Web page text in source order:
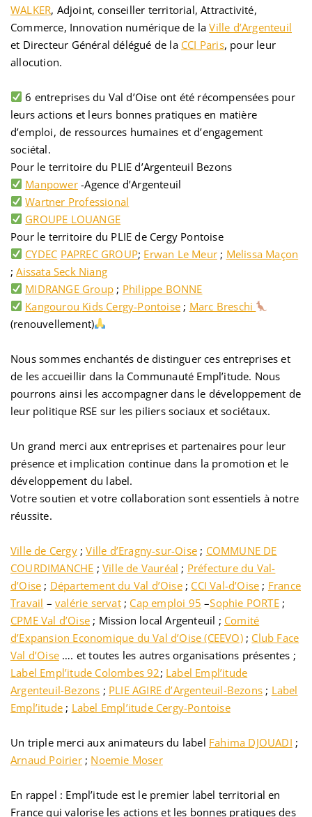
WALKER, Adjoint, conseiller territorial, Attractivité,
Commerce, Innovation numérique de laVille d’Argenteuil
et Directeur Général délégué de la CCI Paris, pour leur
allocution.
6 entreprises du Val d’Oise ont été récompensées pour
leurs actions et leurs bonnes pratiques en matière
d’emploi, de ressources humaines et d’engagement
sociétal.
Pour le territoire du PLIE d’Argenteuil Bezons
Manpower-Agence d’Argenteuil
Wartner Professional
GROUPE LOUANGE
Pour le territoire du PLIE de Cergy Pontoise
CYDEC PAPREC GROUP; Erwan Le Meur; Melissa Maçon
;Aissata Seck Niang
MIDRANGE Group ; Philippe BONNE
Kangourou Kids Cergy-Pontoise ; Marc Breschi
(renouvellement)
Nous sommes enchantés de distinguer ces entreprises et
de les accueillir dans la Communauté Empl’itude. Nous
pourrons ainsi les accompagner dans le développement de
leur politique RSE sur les piliers sociaux et sociétaux.
Un grand merci aux entreprises et partenaires pour leur
présence et implication continue dans la promotion et le
développement du label.
Votre soutien et votre collaboration sont essentiels à notre
réussite.
Ville de Cergy;Ville d’Eragny-sur-Oise ; COMMUNE DE
COURDIMANCHE ;Ville de Vauréal ; Préfecture du Val-
d’Oise ; Département du Val d’Oise; CCI Val-d’Oise ; France
Travail –valérie servat; Cap emploi 95 –Sophie PORTE;
CPME Val d’Oise ; Mission local Argenteuil ; Comité
d’Expansion Economique du Val d’Oise (CEEVO); Club Face
Val d’Oise …. et toutes les autres organisations présentes ;
Label Empl’itude Colombes 92; Label Empl’itude
Argenteuil-Bezons ; PLIE AGIRE d’Argenteuil-Bezons ; Label
Empl’itude ; Label Empl’itude Cergy-Pontoise
Un triple merci aux animateurs du label Fahima DJOUADI ;
Arnaud Poirier; Noemie Moser
En rappel : Empl’itude est le premier label territorial en
France qui valorise les actions et les bonnes pratiques des